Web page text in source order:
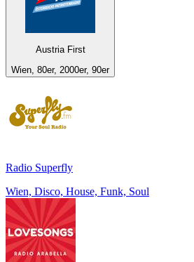
Austria First
Wien, 80er, 2000er, 90er
Radio Superfly
Wien, Disco, House, Funk, Soul